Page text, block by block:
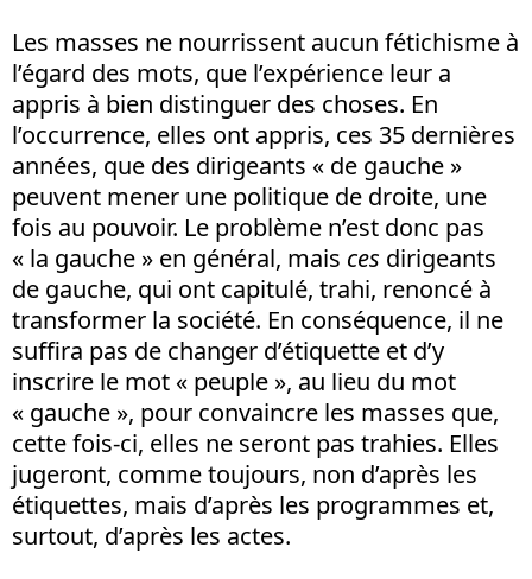
Les masses ne nourrissent aucun fétichisme à
l’égard des mots, que l’expérience leur a
appris à bien distinguer des choses. En
l’occurrence, elles ont appris, ces 35 dernières
années, que des dirigeants « de gauche »
peuvent mener une politique de droite, une
fois au pouvoir. Le problème n’est donc pas
« la gauche » en général, mais ces dirigeants
de gauche, qui ont capitulé, trahi, renoncé à
transformer la société. En conséquence, il ne
suffira pas de changer d’étiquette et d’y
inscrire le mot « peuple », au lieu du mot
« gauche », pour convaincre les masses que,
cette fois-ci, elles ne seront pas trahies. Elles
jugeront, comme toujours, non d’après les
étiquettes, mais d’après les programmes et,
surtout, d’après les actes.